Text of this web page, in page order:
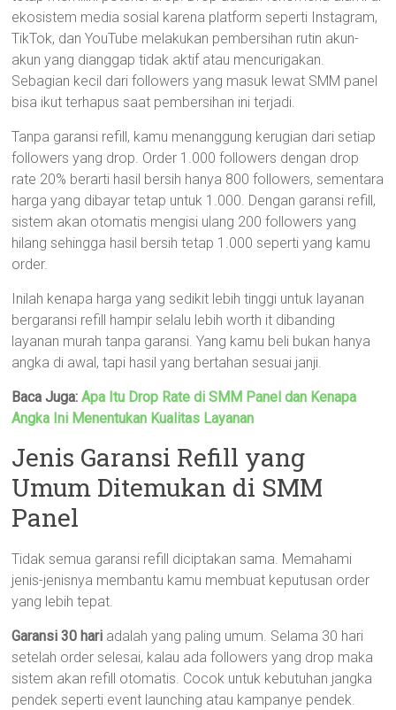
ekosistem media sosial karena platform seperti Instagram,
TikTok, dan YouTube melakukan pembersihan rutin akun-
akun yang dianggap tidak aktif atau mencurigakan.
Sebagian kecil dari followers yang masuk lewat SMM panel
bisa ikut terhapus saat pembersihan ini terjadi.
Tanpa garansi refill, kamu menanggung kerugian dari setiap
followers yang drop. Order 1.000 followers dengan drop
rate 20% berarti hasil bersih hanya 800 followers, sementara
harga yang dibayar tetap untuk 1.000. Dengan garansi refill,
sistem akan otomatis mengisi ulang 200 followers yang
hilang sehingga hasil bersih tetap 1.000 seperti yang kamu
order.
Inilah kenapa harga yang sedikit lebih tinggi untuk layanan
bergaransi refill hampir selalu lebih worth it dibanding
layanan murah tanpa garansi. Yang kamu beli bukan hanya
angka di awal, tapi hasil yang bertahan sesuai janji.
Baca Juga:Apa Itu Drop Rate di SMM Panel dan Kenapa
Angka Ini Menentukan Kualitas Layanan
Jenis Garansi Refill yang
Umum Ditemukan di SMM
Panel
Tidak semua garansi refill diciptakan sama. Memahami
jenis-jenisnya membantu kamu membuat keputusan order
yang lebih tepat.
Garansi 30 hari adalah yang paling umum. Selama 30 hari
setelah order selesai, kalau ada followers yang drop maka
sistem akan refill otomatis. Cocok untuk kebutuhan jangka
pendek seperti event launching atau kampanye pendek.